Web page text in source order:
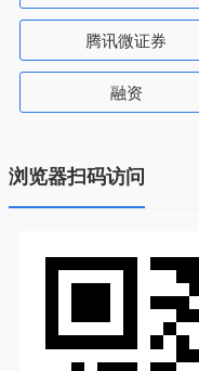
腾讯微证券
融资
浏览器扫码访问